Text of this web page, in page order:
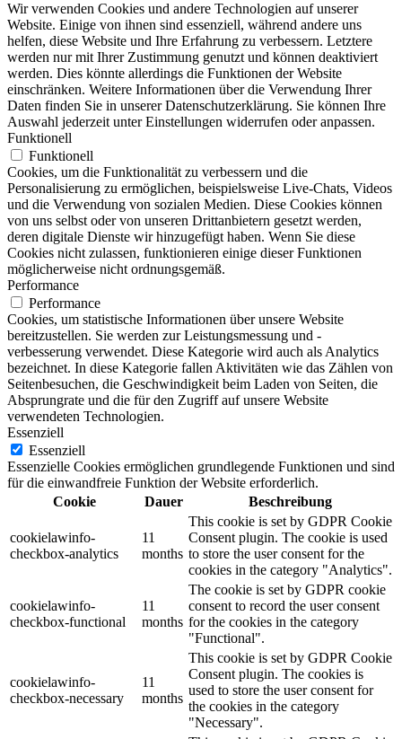
Wir verwenden Cookies und andere Technologien auf unserer
Website. Einige von ihnen sind essenziell, während andere uns
helfen, diese Website und Ihre Erfahrung zu verbessern. Letztere
werden nur mit Ihrer Zustimmung genutzt und können deaktiviert
werden. Dies könnte allerdings die Funktionen der Website
einschränken. Weitere Informationen über die Verwendung Ihrer
Daten finden Sie in unserer Datenschutzerklärung. Sie können Ihre
Auswahl jederzeit unter Einstellungen widerrufen oder anpassen.
Funktionell
Funktionell
Cookies, um die Funktionalität zu verbessern und die
Personalisierung zu ermöglichen, beispielsweise Live-Chats, Videos
und die Verwendung von sozialen Medien. Diese Cookies können
von uns selbst oder von unseren Drittanbietern gesetzt werden,
deren digitale Dienste wir hinzugefügt haben. Wenn Sie diese
Cookies nicht zulassen, funktionieren einige dieser Funktionen
möglicherweise nicht ordnungsgemäß.
Performance
Performance
Cookies, um statistische Informationen über unsere Website
bereitzustellen. Sie werden zur Leistungsmessung und -
verbesserung verwendet. Diese Kategorie wird auch als Analytics
bezeichnet. In diese Kategorie fallen Aktivitäten wie das Zählen von
Seitenbesuchen, die Geschwindigkeit beim Laden von Seiten, die
Absprungrate und die für den Zugriff auf unsere Website
verwendeten Technologien.
Essenziell
Essenziell
Essenzielle Cookies ermöglichen grundlegende Funktionen und sind
für die einwandfreie Funktion der Website erforderlich.
Cookie
Dauer Beschreibung
cookielawinfo-
checkbox-analytics
11
months
This cookie is set by GDPR Cookie
Consent plugin. The cookie is used
to store the user consent for the
cookies in the category "Analytics".
cookielawinfo-
checkbox-functional
11
months
The cookie is set by GDPR cookie
consent to record the user consent
for the cookies in the category
"Functional".
cookielawinfo-
checkbox-necessary
11
months
This cookie is set by GDPR Cookie
Consent plugin. The cookies is
used to store the user consent for
the cookies in the category
"Necessary".